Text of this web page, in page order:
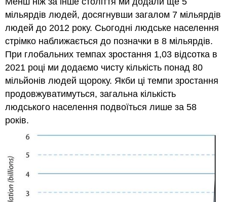
мільярдів людей, досягнувши загалом 7 мільярдів
людей до 2012 року. Сьогодні людське населення
стрімко наближається до позначки в 8 мільярдів.
При глобальних темпах зростання 1,03 відсотка в
2021 році ми додаємо чисту кількість понад 80
мільйонів людей щороку. Якби ці темпи зростання
продовжуватимуться, загальна кількість
людського населення подвоїться лише за 58
років.